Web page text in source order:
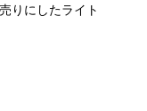
りにしたライト